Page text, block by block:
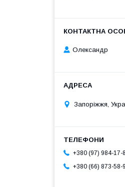
Олександр
Запоріжжя,
+380 (97) 984-17-
+380 (66) 873-58-